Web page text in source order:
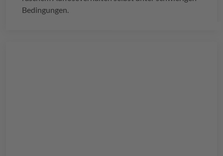
Bedingungen.